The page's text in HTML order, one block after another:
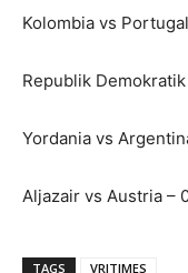
Kolombia vs
Republik
Yordania vs
Aljazair vs Austria –
TAGS VRITIMES